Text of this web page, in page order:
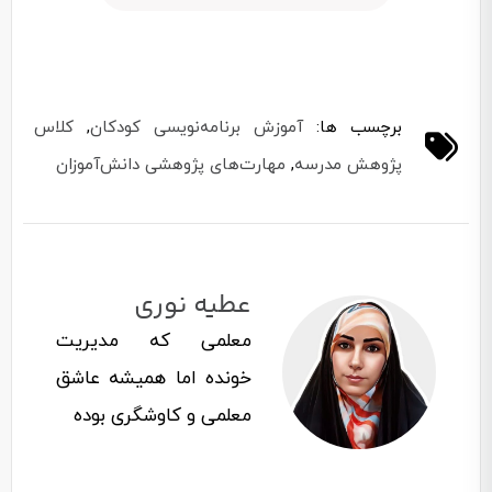
برچسب ها: آموزش برنامه‌نویسی کودکان, کلاس
پژوهش مدرسه, مهارت‌های پژوهشی دانش‌آموزان
عطیه نوری
معلمی که مدیریت
خونده اما همیشه عاشق
معلمی و کاوشگری بوده